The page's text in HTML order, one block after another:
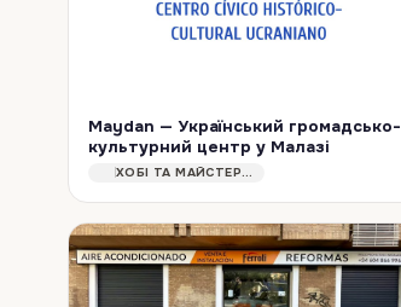
Maydan — Український громадсько-
культурний центр у Малазі
ХОБІ ТА МАЙСТЕР-КЛАСИ